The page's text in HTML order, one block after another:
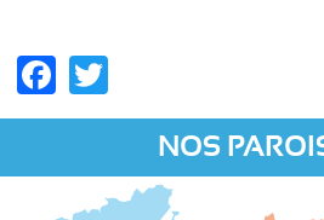
Facebook
NOS